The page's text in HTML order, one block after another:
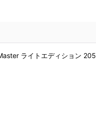
ライトエディション 205